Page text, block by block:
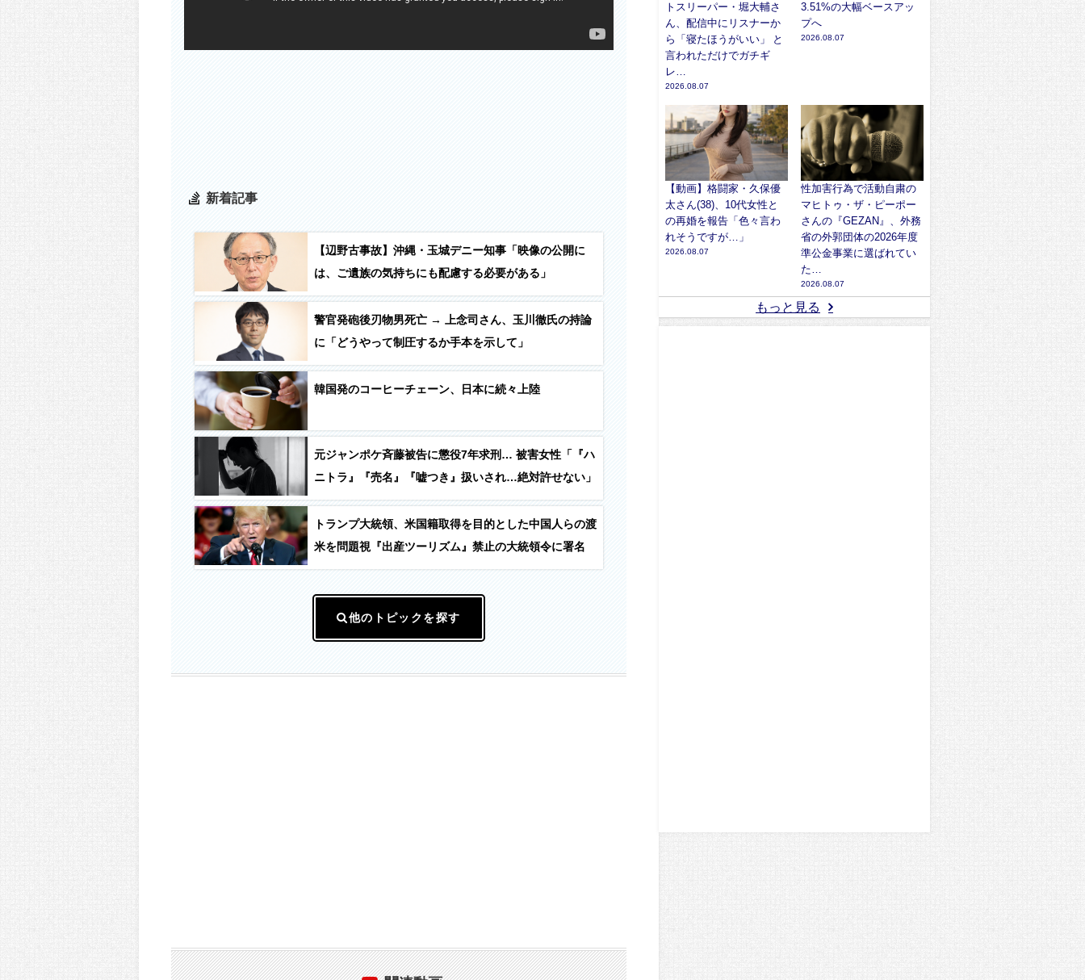
新着記事
【辺野古事故】沖縄・玉城デニー知事「映像の公開に
は、ご遺族の気持ちにも配慮する必要がある」
警官発砲後刃物男死亡 → 上念司さん、玉川徹氏の持論
に「どうやって制圧するか手本を示して」
韓国発のコーヒーチェーン、日本に続々上陸
元ジャンポケ斉藤被告に懲役7年求刑… 被害女性「『ハ
ニトラ』『売名』『嘘つき』扱いされ…絶対許せない」
トランプ大統領、米国籍取得を目的とした中国人らの渡
米を問題視『出産ツーリズム』禁止の大統領令に署名
他のトピックを探す
トスリーパー・堀大輔さ
ん、配信中にリスナーか
ら「寝たほうがいい」 と
言われただけでガチギ
レ…
2026.08.07
3.51%の大幅ベースアッ
プへ
2026.08.07
【動画】格闘家・久保優
太さん(38)、10代女性と
の再婚を報告「色々言わ
れそうですが…」
2026.08.07
性加害行為で活動自粛の
マヒトゥ・ザ・ピーポー
さんの『GEZAN』、外務
省の外郭団体の2026年度
準公金事業に選ばれてい
た…
2026.08.07
もっと見る